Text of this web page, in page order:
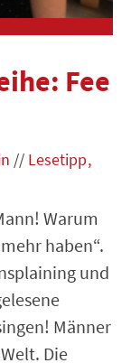
Fee
// Lesetipp
Warum
haben“.
und
Männer
Die